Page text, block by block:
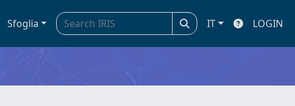
Sfoglia IT LOGIN